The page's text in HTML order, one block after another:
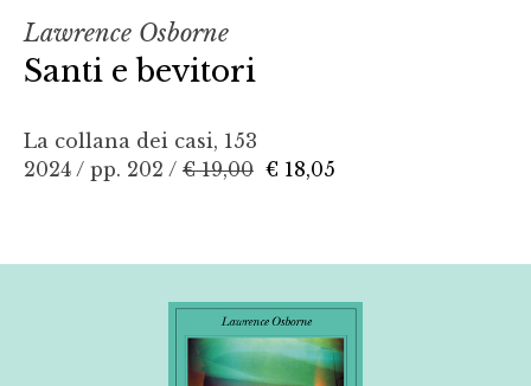
Lawrence Osborne
Santi e bevitori
La collana dei casi, 153
2024 / pp. 202 / € 19,00 € 18,05